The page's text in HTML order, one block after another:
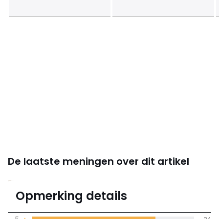
De laatste meningen over dit artikel
4.5
gemiddelde bereikt
Opmerking details